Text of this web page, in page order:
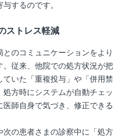
するのです。
ストレス軽減
のコミュニケーションをより
従来、他院での処方状況が把
いた「重複投与」や「併用禁
方時にシステムが自動チェッ
医師自身で気づき、修正できる
次の患者さまの診察中に「処方